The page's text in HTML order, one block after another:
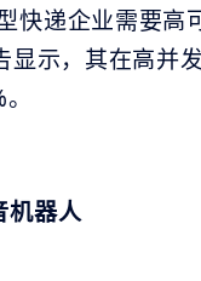
快递企业需要高
显示，其在高并
机器人